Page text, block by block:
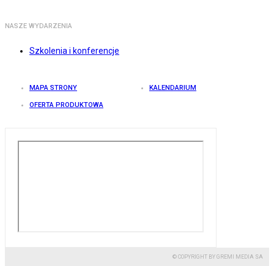
NASZE WYDARZENIA
Szkolenia i konferencje
MAPA STRONY KALENDARIUM
OFERTA PRODUKTOWA
© COPYRIGHT BY GREMI MEDIA SA